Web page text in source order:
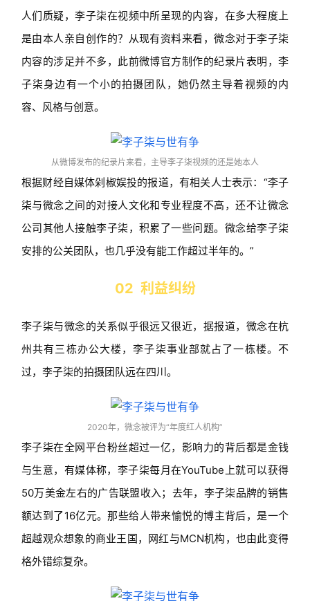
人们质疑，李子柒在视频中所呈现的内容，在多大程度上
是由本人亲自创作的？从现有资料来看，微念对于李子柒
内容的涉足并不多，此前微博官方制作的纪录片表明，李
子柒身边有一个小的拍摄团队，她仍然主导着视频的内
容、风格与创意。
从微博发布的纪录片来看，主导李子柒视频的还是她本人
根据财经自媒体剁椒娱投的报道，有相关人士表示：“李子
柒与微念之间的对接人文化和专业程度不高，还不让微念
公司其他人接触李子柒，积累了一些问题。微念给李子柒
安排的公关团队，也几乎没有能工作超过半年的。”
02 利益纠纷
李子柒与微念的关系似乎很远又很近，据报道，微念在杭
州共有三栋办公大楼，李子柒事业部就占了一栋楼。不
过，李子柒的拍摄团队远在四川。
2020年，微念被评为“年度红人机构”
李子柒在全网平台粉丝超过一亿，影响力的背后都是金钱
与生意，有媒体称，李子柒每月在YouTube上就可以获得
50万美金左右的广告联盟收入；去年，李子柒品牌的销售
额达到了16亿元。那些给人带来愉悦的博主背后，是一个
超越观众想象的商业王国，网红与MCN机构，也由此变得
格外错综复杂。